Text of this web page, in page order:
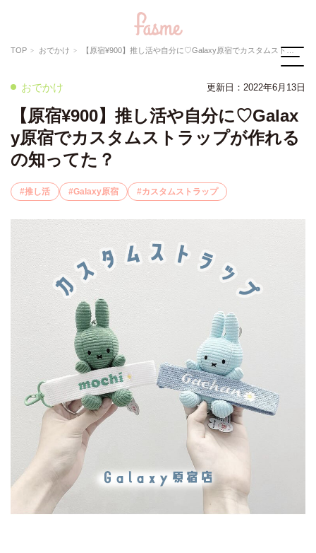
TOP おでかけ 【原宿¥900】推し活や自分に♡Galaxy原宿でカスタムストラップが作れるの知ってた？
おでかけ 更新日： 2022年6月13日
【原宿¥900】推し活や自分に♡Galax
y原宿でカスタムストラップが作れる
の知ってた？
推し活 Galaxy原宿 カスタムストラップ